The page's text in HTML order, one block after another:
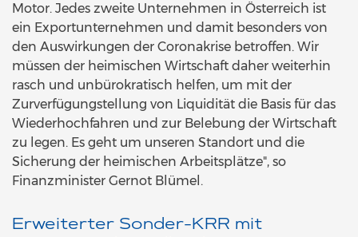
Motor. Jedes zweite Unternehmen in Österreich ist
ein Exportunternehmen und damit besonders von
den Auswirkungen der Coronakrise betroffen. Wir
müssen der heimischen Wirtschaft daher weiterhin
rasch und unbürokratisch helfen, um mit der
Zurverfügungstellung von Liquidität die Basis für das
Wiederhochfahren und zur Belebung der Wirtschaft
zu legen. Es geht um unseren Standort und die
Sicherung der heimischen Arbeitsplätze", so
Finanzminister Gernot Blümel.
Erweiterter Sonder-KRR mit